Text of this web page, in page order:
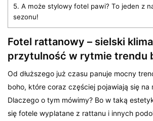
5. A może stylowy fotel pawi? To jeden z
sezonu!
Fotel rattanowy – sielski
przytulność w rytmie trendu
Od dłuższego już czasu panuje mocny
boho, które coraz częściej pojawiają się na
Dlaczego o tym mówimy? Bo w taką
się fotele wyplatane z rattanu i innych